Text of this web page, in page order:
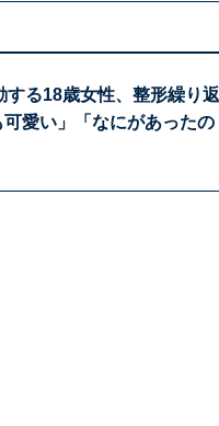
る18歳女性、整形繰り
可愛い」「なにがあったの